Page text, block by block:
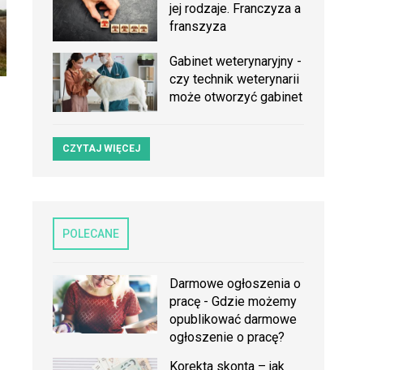
jej rodzaje. Franczyza a
franszyza
Gabinet weterynaryjny -
czy technik weterynarii
może otworzyć gabinet
CZYTAJ WIĘCEJ
POLECANE
Darmowe ogłoszenia o
pracę - Gdzie możemy
opublikować darmowe
ogłoszenie o pracę?
Korekta skonta – jak